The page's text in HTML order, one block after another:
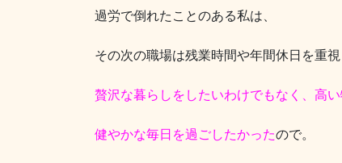
過労で倒れたことのある私は、
その次の職場は残業時間や年間休日を重視
贅沢な暮らしをしたいわけでもなく、高
健やかな毎日を過ごしたかったので。